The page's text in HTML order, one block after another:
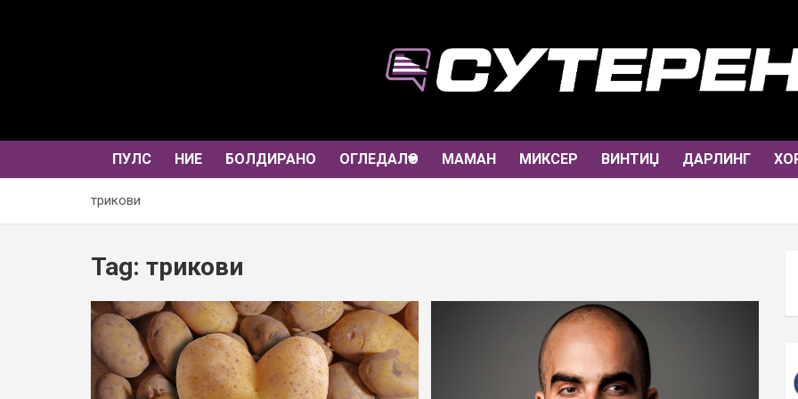
ПУЛС НИЕ БОЛДИРАНО ОГЛЕДАЛО МАМАН МИКСЕР ВИНТИЏ ДАРЛИНГ
трикови
Tag: трикови